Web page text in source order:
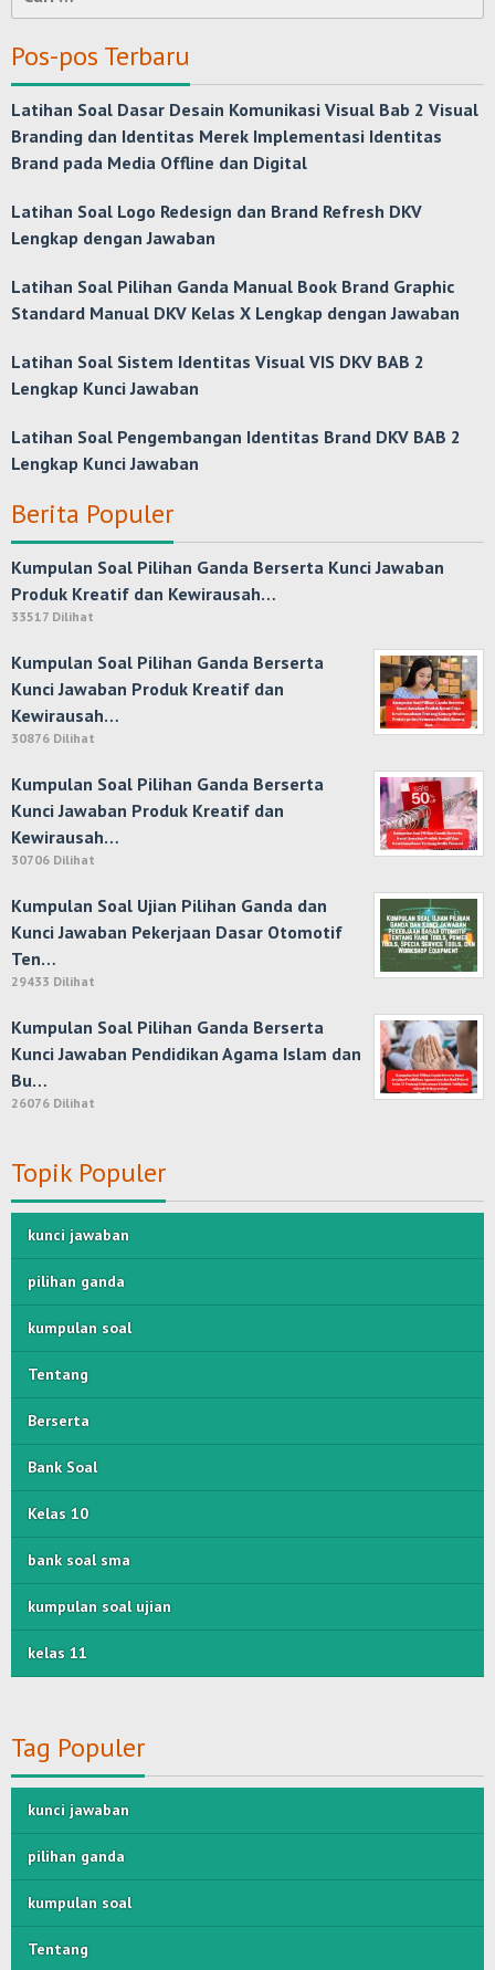
untuk:
Pos-pos Terbaru
Latihan Soal Dasar Desain Komunikasi Visual Bab 2 Visual
Branding dan Identitas Merek Implementasi Identitas
Brand pada Media Offline dan Digital
Latihan Soal Logo Redesign dan Brand Refresh DKV
Lengkap dengan Jawaban
Latihan Soal Pilihan Ganda Manual Book Brand Graphic
Standard Manual DKV Kelas X Lengkap dengan Jawaban
Latihan Soal Sistem Identitas Visual VIS DKV BAB 2
Lengkap Kunci Jawaban
Latihan Soal Pengembangan Identitas Brand DKV BAB 2
Lengkap Kunci Jawaban
Berita Populer
Kumpulan Soal Pilihan Ganda Berserta Kunci Jawaban
Produk Kreatif dan Kewirausah…
33517 Dilihat
Kumpulan Soal Pilihan Ganda Berserta
Kunci Jawaban Produk Kreatif dan
Kewirausah…
30876 Dilihat
Kumpulan Soal Pilihan Ganda Berserta
Kunci Jawaban Produk Kreatif dan
Kewirausah…
30706 Dilihat
Kumpulan Soal Ujian Pilihan Ganda dan
Kunci Jawaban Pekerjaan Dasar Otomotif
Ten…
29433 Dilihat
Kumpulan Soal Pilihan Ganda Berserta
Kunci Jawaban Pendidikan Agama Islam dan
Bu…
26076 Dilihat
Topik Populer
kunci jawaban
pilihan ganda
kumpulan soal
Tentang
Berserta
Bank Soal
Kelas 10
bank soal sma
kumpulan soal ujian
kelas 11
Tag Populer
kunci jawaban
pilihan ganda
kumpulan soal
Tentang